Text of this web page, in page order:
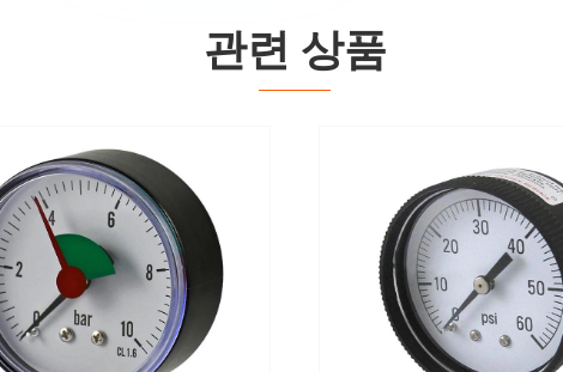
관련 상품